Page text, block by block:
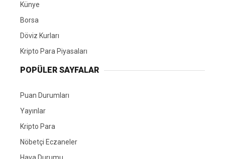
Künye
Borsa
Döviz Kurları
Kripto Para Piyasaları
POPÜLER SAYFALAR
Puan Durumları
Yayınlar
Kripto Para
Nöbetçi Eczaneler